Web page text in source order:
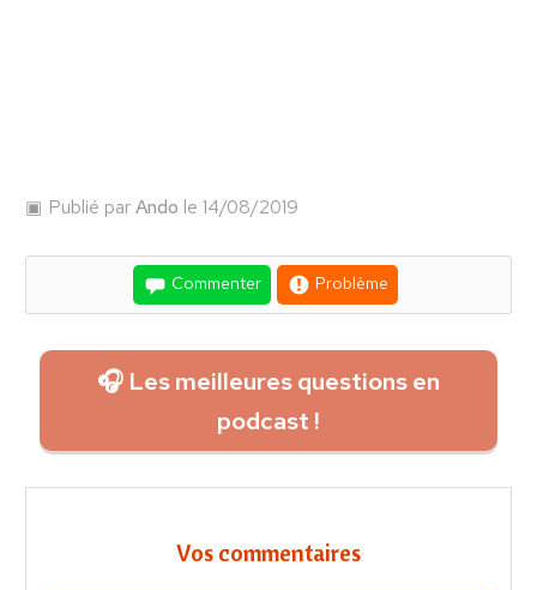
Publié parAndo le 14/08/2019
Commenter Problème
🎧 Les meilleures questions en
podcast !
Vos commentaires